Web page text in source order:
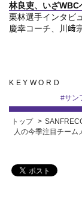
林良吏、いざWBC
栗林選手インタビ
慶幸コーチ、川﨑
KEYWORD
#サン
トップ
人の今季注目チーム